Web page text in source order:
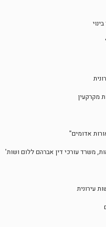
מקרקעין
אדומים"
משרד עורכי דין אברהם ללום ושות'
עירונית